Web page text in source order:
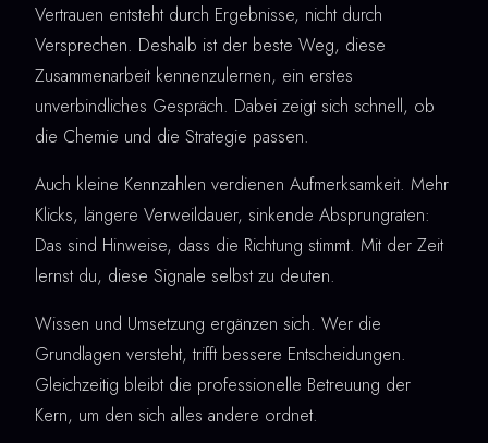
Vertrauen entsteht durch Ergebnisse, nicht durch
Versprechen. Deshalb ist der beste Weg, diese
Zusammenarbeit kennenzulernen, ein erstes
unverbindliches Gespräch. Dabei zeigt sich schnell, ob
die Chemie und die Strategie passen.
Auch kleine Kennzahlen verdienen Aufmerksamkeit. Mehr
Klicks, längere Verweildauer, sinkende Absprungraten:
Das sind Hinweise, dass die Richtung stimmt. Mit der Zeit
lernst du, diese Signale selbst zu deuten.
Wissen und Umsetzung ergänzen sich. Wer die
Grundlagen versteht, trifft bessere Entscheidungen.
Gleichzeitig bleibt die professionelle Betreuung der
Kern, um den sich alles andere ordnet.